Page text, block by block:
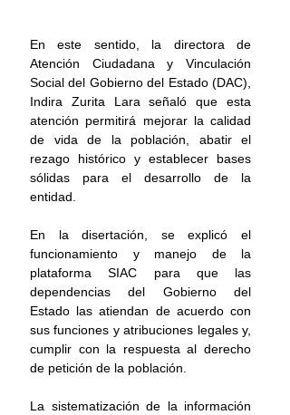
En este sentido, la directora de
Atención Ciudadana y Vinculación
Social del Gobierno del Estado (DAC),
Indira Zurita Lara señaló que esta
atención permitirá mejorar la calidad
de vida de la población, abatir el
rezago histórico y establecer bases
sólidas para el desarrollo de la
entidad.
En la disertación, se explicó el
funcionamiento y manejo de la
plataforma SIAC para que las
dependencias del Gobierno del
Estado las atiendan de acuerdo con
sus funciones y atribuciones legales y,
cumplir con la respuesta al derecho
de petición de la población.
La sistematización de la información